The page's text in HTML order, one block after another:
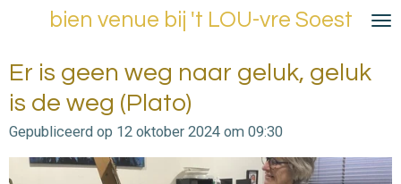
naar
de
hoofdinhoud
bien venue bij 't LOU-vre Soest
Er is geen weg naar geluk, geluk
is de weg (Plato)
Gepubliceerd op 12 oktober 2024 om 09:30